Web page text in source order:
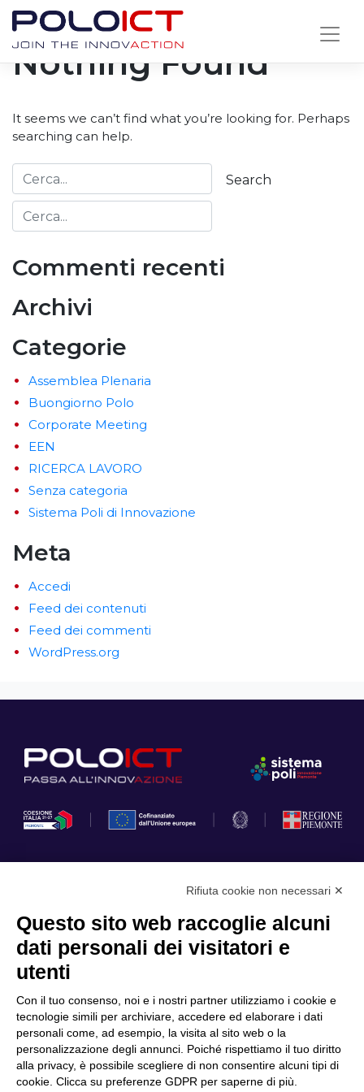
Skip
content
Nothing Found
It seems we can’t find what you’re looking for. Perhaps
searching can help.
Commenti recenti
Archivi
Categorie
Assemblea Plenaria
Buongiorno Polo
Corporate Meeting
EEN
RICERCA LAVORO
Senza categoria
Sistema Poli di Innovazione
Meta
Accedi
Feed dei contenuti
Feed dei commenti
WordPress.org
Cookie Policy
Scopri il Polo
Partner
Finanziamenti e bandi
Internazionalizzazione
News & Eventi
Privacy
Rifiuta cookie non necessari ✕
Questo sito web raccoglie alcuni
dati personali dei visitatori e
utenti
Con il tuo consenso, noi e i nostri partner utilizziamo i cookie e
tecnologie simili per archiviare, accedere ed elaborare i dati
personali come, ad esempio, la visita al sito web o la
personalizzazione degli annunci. Poiché rispettiamo il tuo diritto
alla privacy, è possibile scegliere di non consentire alcuni tipi di
cookie. Clicca su preferenze GDPR per saperne di più.